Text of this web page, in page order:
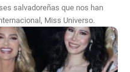
salvadoreñas que nos han
Miss Universo.